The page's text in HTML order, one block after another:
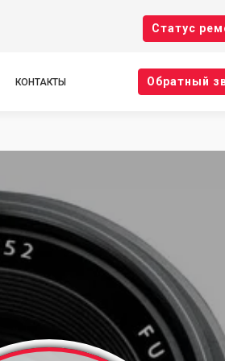
Cтатус
КОНТАКТЫ Oбратный